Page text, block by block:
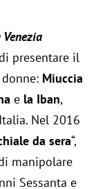
presentare il
Miuccia
ela Iban,
Nel 2016
da sera“,
manipolare
Sessanta e